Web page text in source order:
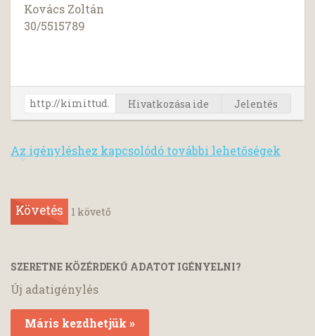
Kovács Zoltán
30/5515789
Hivatkozása ide Jelentés
Az igényléshez kapcsolódó további lehetőségek
Követés 1 követő
SZERETNE KÖZÉRDEKŰ ADATOT IGÉNYELNI?
Új adatigénylés
Máris kezdhetjük »